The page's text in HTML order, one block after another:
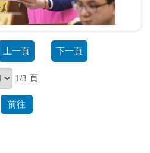
上一頁 下一頁
1/3 頁
前往